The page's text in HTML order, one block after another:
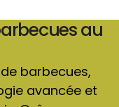
au
barbecues,
avancée et